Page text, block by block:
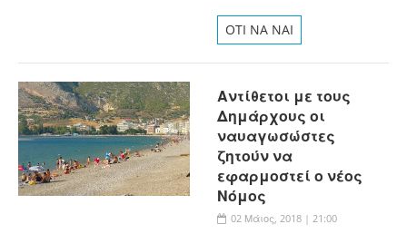
OTI NA NAI
Αντίθετοι με τους
Δημάρχους οι
ναυαγωσώστες
ζητούν να
εφαρμοστεί ο νέος
Νόμος
02 Μάιος, 2018 | 21:00